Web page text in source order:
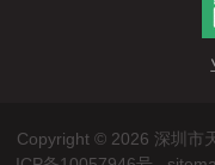
Copyright © 2026 深圳市